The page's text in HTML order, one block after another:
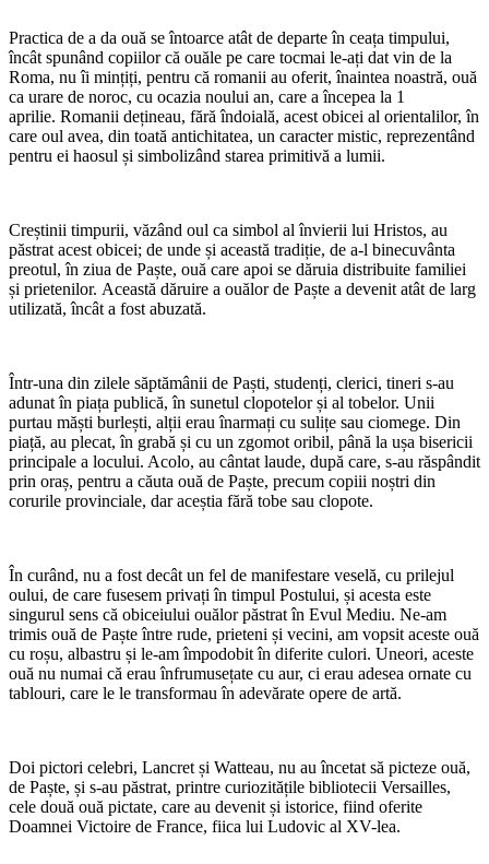
Practica de a da ouă se întoarce atât de departe în ceața timpului,
încât spunând copiilor că ouăle pe care tocmai le-ați dat vin de la
Roma, nu îi mințiți, pentru că romanii au oferit, înaintea noastră, ouă
ca urare de noroc, cu ocazia noului an, care a începea la 1
aprilie. Romanii dețineau, fără îndoială, acest obicei al orientalilor, în
care oul avea, din toată antichitatea, un caracter mistic, reprezentând
pentru ei haosul și simbolizând starea primitivă a lumii.
Creștinii timpurii, văzând oul ca simbol al învierii lui Hristos, au
păstrat acest obicei; de unde și această tradiție, de a-l binecuvânta
preotul, în ziua de Paște, ouă care apoi se dăruia distribuite familiei
și prietenilor. Această dăruire a ouălor de Paște a devenit atât de larg
utilizată, încât a fost abuzată.
Într-una din zilele săptămânii de Paști, studenți, clerici, tineri s-au
adunat în piața publică, în sunetul clopotelor și al tobelor. Unii
purtau măști burlești, alții erau înarmați cu sulițe sau ciomege. Din
piață, au plecat, în grabă și cu un zgomot oribil, până la ușa bisericii
principale a locului. Acolo, au cântat laude, după care, s-au răspândit
prin oraș, pentru a căuta ouă de Paște, precum copiii noștri din
corurile provinciale, dar aceștia fără tobe sau clopote.
În curând, nu a fost decât un fel de manifestare veselă, cu prilejul
oului, de care fusesem privați în timpul Postului, și acesta este
singurul sens că obiceiului ouălor păstrat în Evul Mediu. Ne-am
trimis ouă de Paște între rude, prieteni și vecini, am vopsit aceste ouă
cu roșu, albastru și le-am împodobit în diferite culori. Uneori, aceste
ouă nu numai că erau înfrumusețate cu aur, ci erau adesea ornate cu
tablouri, care le le transformau în adevărate opere de artă.
Doi pictori celebri, Lancret și Watteau, nu au încetat să picteze ouă,
de Paște, și s-au păstrat, printre curiozitățile bibliotecii Versailles,
cele două ouă pictate, care au devenit și istorice, fiind oferite
Doamnei Victoire de France, fiica lui Ludovic al XV-lea.